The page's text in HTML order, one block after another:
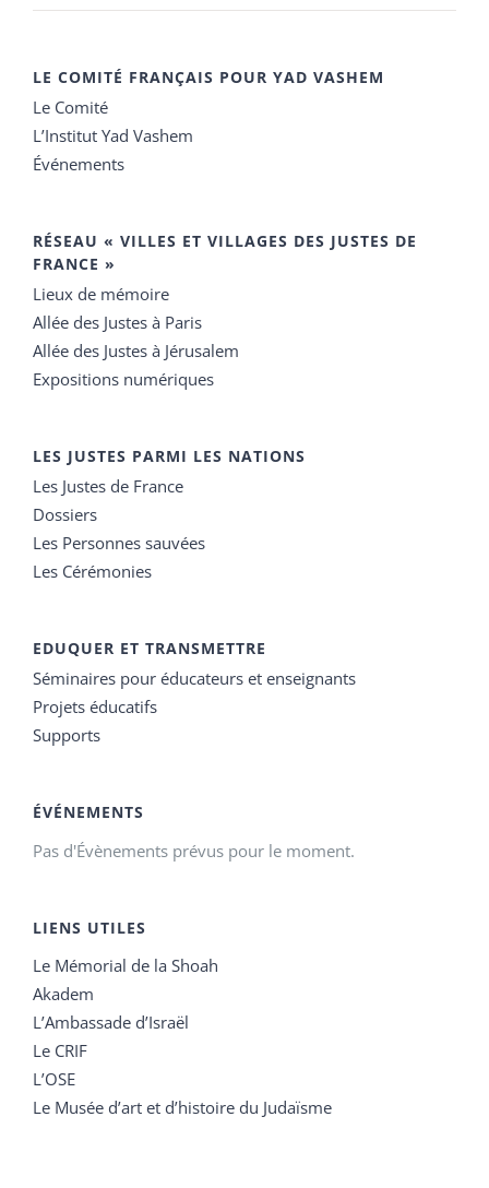
LE COMITÉ FRANÇAIS POUR YAD VASHEM
Le Comité
L’Institut Yad Vashem
Événements
RÉSEAU « VILLES ET VILLAGES DES JUSTES DE
FRANCE »
Lieux de mémoire
Allée des Justes à Paris
Allée des Justes à Jérusalem
Expositions numériques
LES JUSTES PARMI LES NATIONS
Les Justes de France
Dossiers
Les Personnes sauvées
Les Cérémonies
EDUQUER ET TRANSMETTRE
Séminaires pour éducateurs et enseignants
Projets éducatifs
Supports
ÉVÉNEMENTS
Pas d'Évènements prévus pour le moment.
LIENS UTILES
Le Mémorial de la Shoah
Akadem
L’Ambassade d’Israël
Le CRIF
L’OSE
Le Musée d’art et d’histoire du Judaïsme